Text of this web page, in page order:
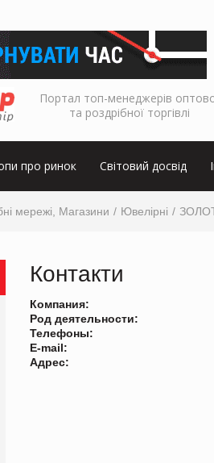
Портал топ-менеджерів
та роздрібної торгівлі
про ринок Світовий досвід
мережі, Магазини Ювелірні
Контакти
Компания:
Род деятельности:
Телефоны:
E-mail:
Адрес: